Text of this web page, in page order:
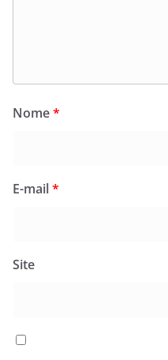
Nome*
E-mail*
Site